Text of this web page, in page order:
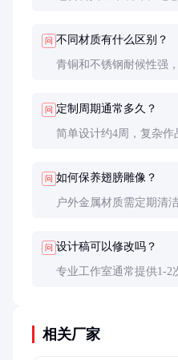
问 不同材质有什么区别？
青铜和不锈钢耐候性强
问 定制周期通常多久？
简单设计约4周，复杂
问 如何保养翅膀雕像？
户外金属材质需定期清
问 设计稿可以修改吗？
专业工作室通常提供1-2
相关厂家